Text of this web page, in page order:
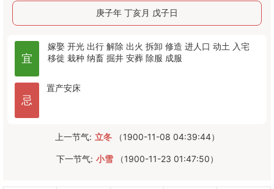
庚子年 丁亥月 戊子日
宜
嫁娶 开光 出行 解除 出火 拆卸 修造 进人口 动土 入宅
移徙 栽种 纳畜 掘井 安葬 除服 成服
忌
置产安床
上一节气: 立冬 （1900-11-08 04:39:44）
下一节气: 小雪 （1900-11-23 01:47:50）